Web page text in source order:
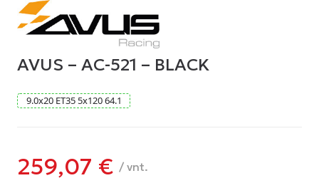
AVUS – AC-521 – BLACK
9.0x20 ET35 5x12064.1
259,07 € / vnt.